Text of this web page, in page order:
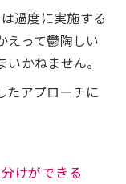
は過度に実施する
えって鬱陶しい
かねません。
たアプローチに
けができる